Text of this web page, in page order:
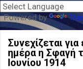
Powered by
Συνεχίζεται
ημέρα η Σφαγή
Ιουνίου 1914